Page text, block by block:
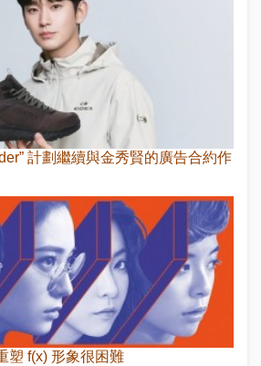
計劃繼續與金秀賢的廣告合約作
塑 f(x) 形象很困難